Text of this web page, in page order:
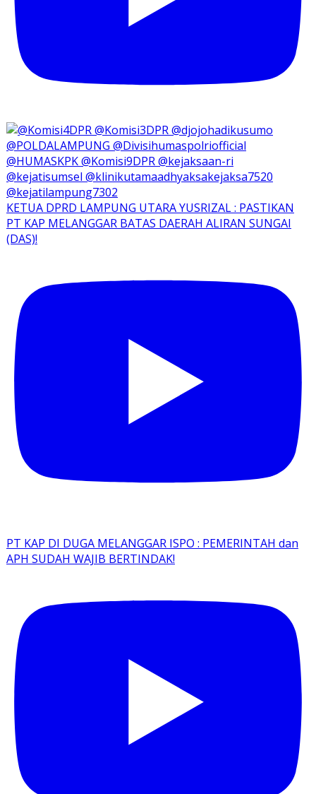
KETUA DPRD LAMPUNG UTARA YUSRIZAL : PASTIKAN
PT KAP MELANGGAR BATAS DAERAH ALIRAN SUNGAI
(DAS)!
PT KAP DI DUGA MELANGGAR ISPO : PEMERINTAH dan
APH SUDAH WAJIB BERTINDAK!